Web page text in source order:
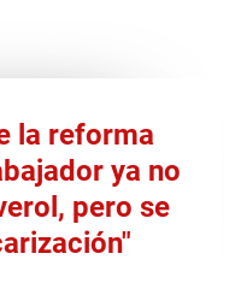
la reforma
ya no
pero se